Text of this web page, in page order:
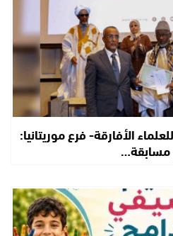
الأفارقة- فرع موريتانيا:
مسابقة…